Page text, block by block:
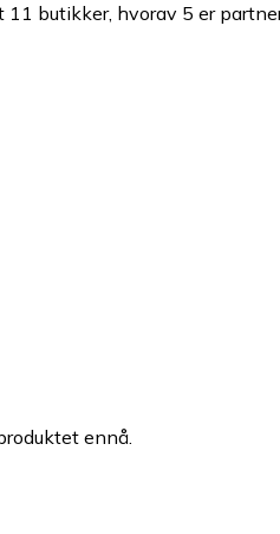
butikker, hvorav 5 er
ennå.